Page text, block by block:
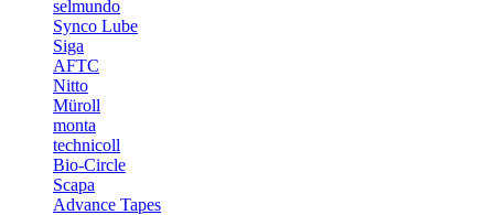
selmundo
Synco Lube
Siga
AFTC
Nitto
Müroll
monta
technicoll
Bio-Circle
Scapa
Advance Tapes